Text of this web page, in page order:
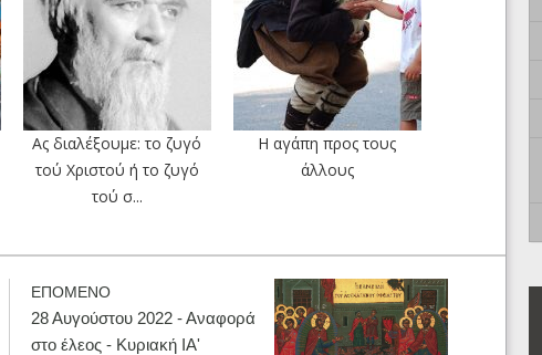
Ας διαλέξουμε: το ζυγό
τού Χριστού ή το ζυγό
τού σ...
Η αγάπη προς τους
άλλους
ΕΠΟΜΕΝΟ
28 Αυγούστου 2022 - Αναφορά
στο έλεος - Κυριακή ΙΑ'